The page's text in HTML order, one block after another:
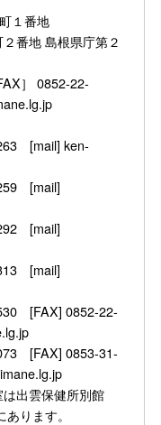
１番地
番地 島根県庁第２
］ 0852-22-
[mail] ken-
[mail]
[mail]
[mail]
[FAX] 0852-22-
[FAX] 0853-31-
保健所別館
ります。